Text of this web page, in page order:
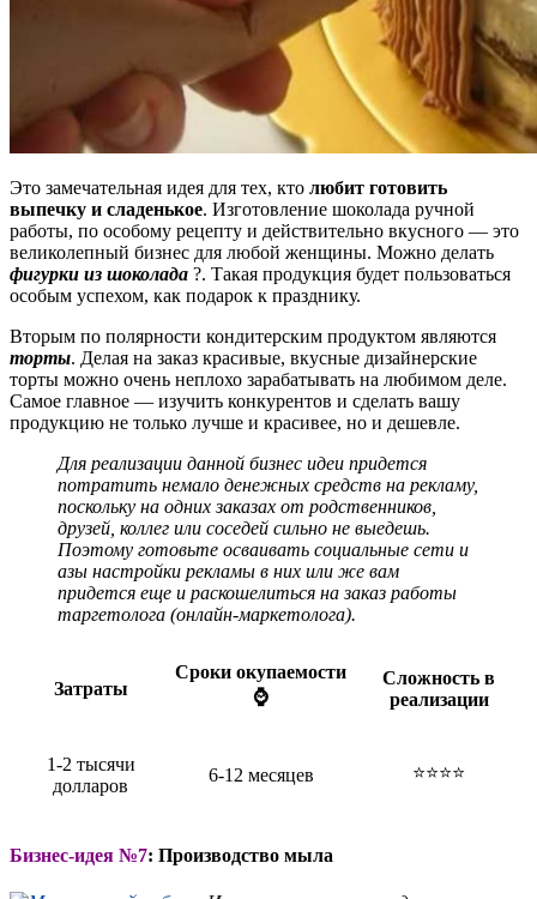
Это замечательная идея для тех, кто любит готовить
выпечку и сладенькое. Изготовление шоколада ручной
работы, по особому рецепту и действительно вкусного — это
великолепный бизнес для любой женщины. Можно делать
фигурки из шоколада ?. Такая продукция будет пользоваться
особым успехом, как подарок к празднику.
Вторым по полярности кондитерским продуктом являются
торты. Делая на заказ красивые, вкусные дизайнерские
торты можно очень неплохо зарабатывать на любимом деле.
Самое главное — изучить конкурентов и сделать вашу
продукцию не только лучше и красивее, но и дешевле.
Для реализации данной бизнес идеи придется
потратить немало денежных средств на рекламу,
поскольку на одних заказах от родственников,
друзей, коллег или соседей сильно не выедешь.
Поэтому готовьте осваивать социальные сети и
азы настройки рекламы в них или же вам
придется еще и раскошелиться на заказ работы
таргетолога (онлайн-маркетолога).
Затраты
Сроки окупаемости
⌚
Сложность в
реализации
1-2 тысячи
долларов
6-12 месяцев ⭐⭐⭐⭐
Бизнес-идея №7: Производство мыла